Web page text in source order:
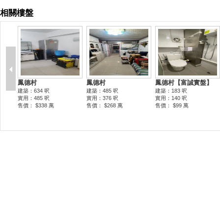
相關樓盤
鳳德村
建築：634 呎
實用：485 呎
售價： $338 萬
鳳德村
建築：485 呎
實用：376 呎
售價： $268 萬
鳳德村【富誠實盤】
建築：183 呎
實用：140 呎
售價： $99 萬